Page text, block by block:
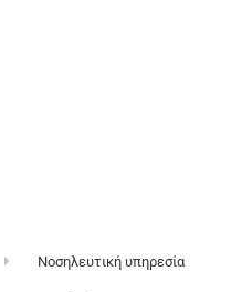
Νοσηλευτική υπηρεσία